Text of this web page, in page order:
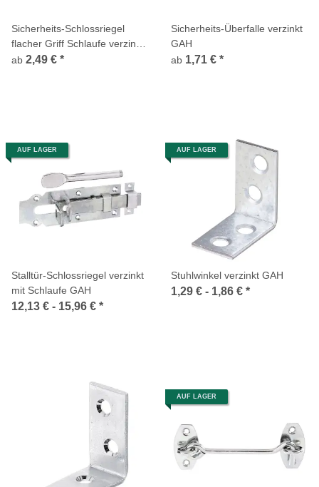
Sicherheits-Schlossriegel
flacher Griff Schlaufe verzinkt
GAH
ab 2,49 € *
Sicherheits-Überfalle verzinkt
GAH
ab 1,71 € *
AUF LAGER
Stalltür-Schlossriegel verzinkt
mit Schlaufe GAH
12,13 € - 15,96 € *
AUF LAGER
Stuhlwinkel verzinkt GAH
1,29 € - 1,86 € *
AUF LAGER